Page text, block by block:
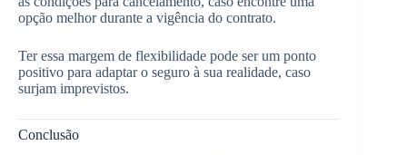
opção melhor durante a vigência do contrato.
Ter essa margem de flexibilidade pode ser um ponto
positivo para adaptar o seguro à sua realidade, caso
surjam imprevistos.
Conclusão